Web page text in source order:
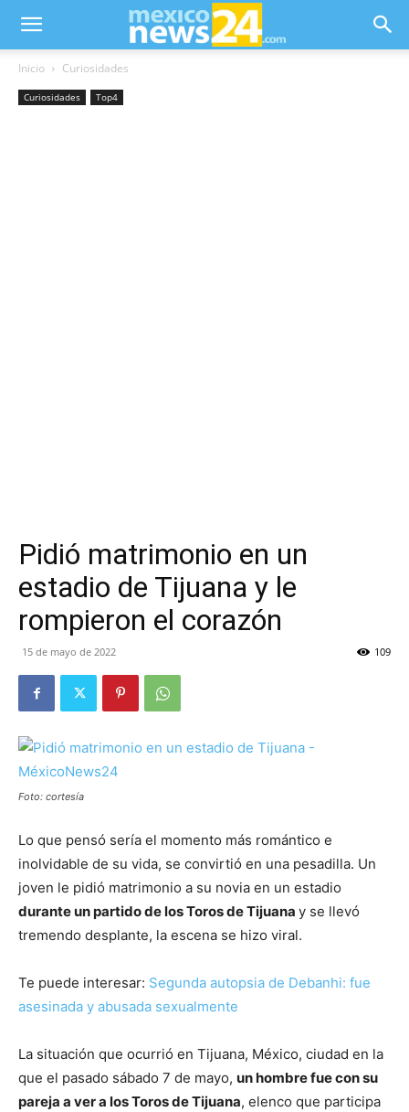
Inicio Curiosidades
Curiosidades Top4
Pidió matrimonio en un
estadio de Tijuana y le
rompieron el corazón
15 de mayo de 2022 109
Foto: cortesía
Lo que pensó sería el momento más romántico e
inolvidable de su vida, se convirtió en una pesadilla. Un
joven le pidió matrimonio a su novia en un estadio
durante un partido de los Toros de Tijuana y se llevó
tremendo desplante, la escena se hizo viral.
Te puede interesar: Segunda autopsia de Debanhi: fue
asesinada y abusada sexualmente
La situación que ocurrió en Tijuana, México, ciudad en la
que el pasado sábado 7 de mayo, un hombre fue con su
pareja a ver a los Toros de Tijuana, elenco que participa